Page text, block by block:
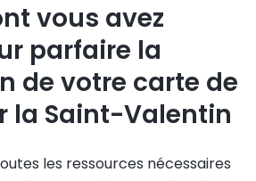
vous avez
parfaire la
de votre carte de
la Saint-Valentin
les ressources nécessaires